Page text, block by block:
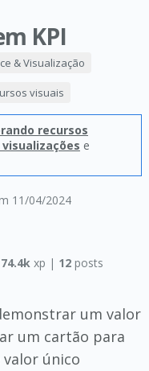
KPI
11/04/2024
& Visualização
visuais
recursos
e
74.4k xp | 12posts
um valor
um cartão para
único